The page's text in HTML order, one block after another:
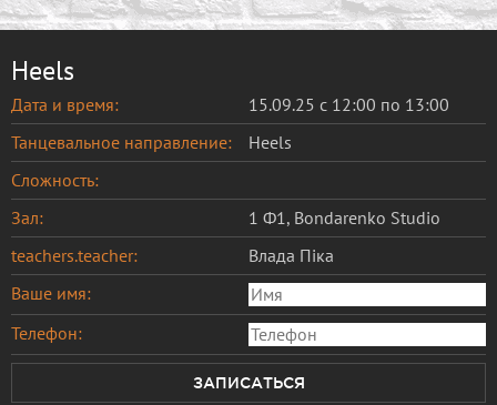
Heels
Дата и время:
15.09.25 с 12:00 по 13:00
Танцевальное направление:
Heels
Сложность:
Зал:
1 Ф1, Bondarenko Studio
teachers.teacher:
Влада Піка
Ваше имя:
Телефон:
ЗАПИСАТЬСЯ